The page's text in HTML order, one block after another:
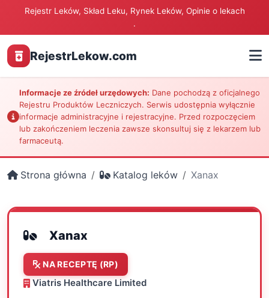
Rejestr Leków, Skład Leku, Rynek Leków, Opinie o lekach
.
RejestrLekow.com
Informacje ze źródeł urzędowych: Dane pochodzą z oficjalnego
Rejestru Produktów Leczniczych. Serwis udostępnia wyłącznie
informacje administracyjne i rejestracyjne. Przed rozpoczęciem
lub zakończeniem leczenia zawsze skonsultuj się z lekarzem lub
farmaceutą.
Strona główna Katalog leków Xanax
Xanax
NA RECEPTĘ (RP)
Viatris Healthcare Limited